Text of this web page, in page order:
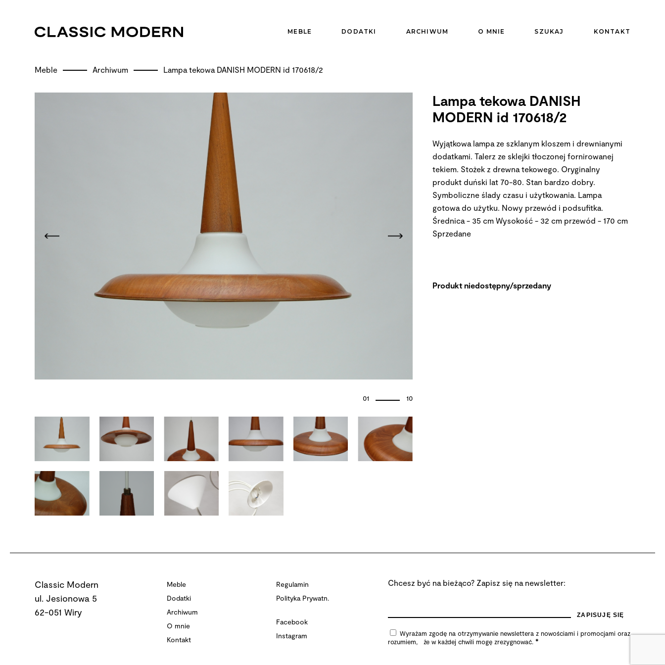
MEBLE DODATKI ARCHIWUM O MNIE SZUKAJ KONTAKT
Meble Archiwum Lampa tekowa DANISH MODERN id 170618/2
01 10
Lampa tekowa DANISH
MODERN id 170618/2
Wyjątkowa lampa ze szklanym kloszem i drewnianymi
dodatkami. Talerz ze sklejki tłoczonej fornirowanej
tekiem. Stożek z drewna tekowego. Oryginalny
produkt duński lat 70-80. Stan bardzo dobry.
Symboliczne ślady czasu i użytkowania. Lampa
gotowa do użytku. Nowy przewód i podsufitka.
Średnica - 35 cm Wysokość - 32 cm przewód - 170 cm
Sprzedane
Produkt niedostępny/sprzedany
Classic Modern
ul. Jesionowa 5
62-051 Wiry
Meble
Dodatki
Archiwum
O mnie
Kontakt
Regulamin
Polityka Prywatn.
Facebook
Instagram
Chcesz być na bieżąco? Zapisz się na newsletter:
Wyrażam zgodę na otrzymywanie newslettera z nowościami i promocjami oraz
rozumiem, że w każdej chwili mogę zrezygnować. *